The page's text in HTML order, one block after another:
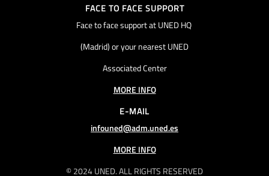
© 2024 UNED. ALL RIGHTS RESERVED
FACE TO FACE SUPPORT
Face to face support at UNED HQ
(Madrid) or your nearest UNED
Associated Center
MORE INFO
E-MAIL
infouned@adm.uned.es
MORE INFO